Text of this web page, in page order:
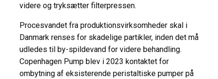
videre og tryksætter filterpressen.
Procesvandet fra produktionsvirksomheder skal i
Danmark renses for skadelige partikler, inden det må
udledes til by-spildevand for videre behandling.
Copenhagen Pump blev i 2023 kontaktet for
ombytning af eksisterende peristaltiske pumper på